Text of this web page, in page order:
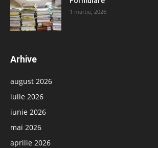
1 martie, 2026
Arhive
august 2026
iulie 2026
iunie 2026
mai 2026
aprilie 2026